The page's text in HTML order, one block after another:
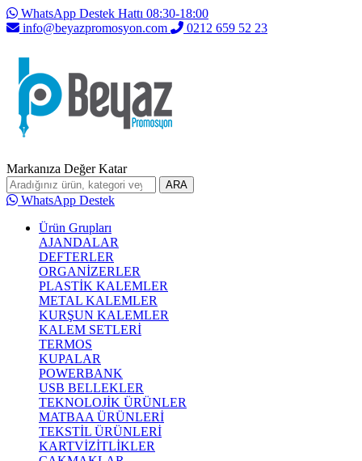
WhatsApp Destek Hattı 08:30-18:00
info@beyazpromosyon.com
0212 659 52 23
Markanıza Değer Katar
ARA
WhatsApp Destek
Ürün Grupları
AJANDALAR
DEFTERLER
ORGANİZERLER
PLASTİK KALEMLER
METAL KALEMLER
KURŞUN KALEMLER
KALEM SETLERİ
TERMOS
KUPALAR
POWERBANK
USB BELLEKLER
TEKNOLOJİK ÜRÜNLER
MATBAA ÜRÜNLERİ
TEKSTİL ÜRÜNLERİ
KARTVİZİTLİKLER